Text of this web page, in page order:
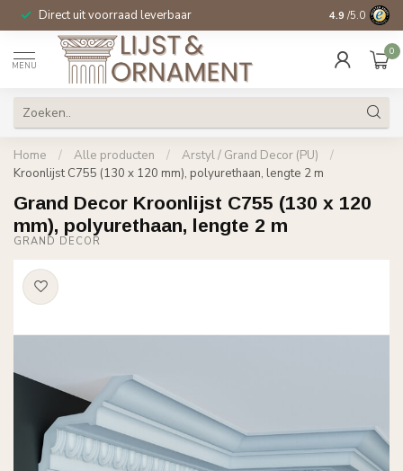
Direct uit voorraad leverbaar 14 dagen
4.9 /5.0
MENU
0
Home / Alle producten / Arstyl / Grand Decor (PU)
/
Kroonlijst C755 (130 x 120 mm), polyurethaan, lengte 2 m
Grand Decor Kroonlijst C755 (130 x 120
mm), polyurethaan, lengte 2 m
GRAND DECOR